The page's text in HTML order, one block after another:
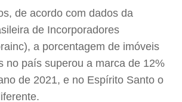
de acordo com dados da
de Incorporadores
a porcentagem de imóveis
no país superou a marca de 12%
de 2021, e no Espírito Santo o